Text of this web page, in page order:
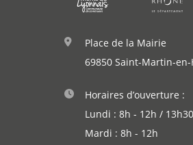
Place de la Mairie
69850 Saint-Martin-
Horaires d’ouverture :
Lundi : 8h - 12h /
Mardi : 8h - 12h